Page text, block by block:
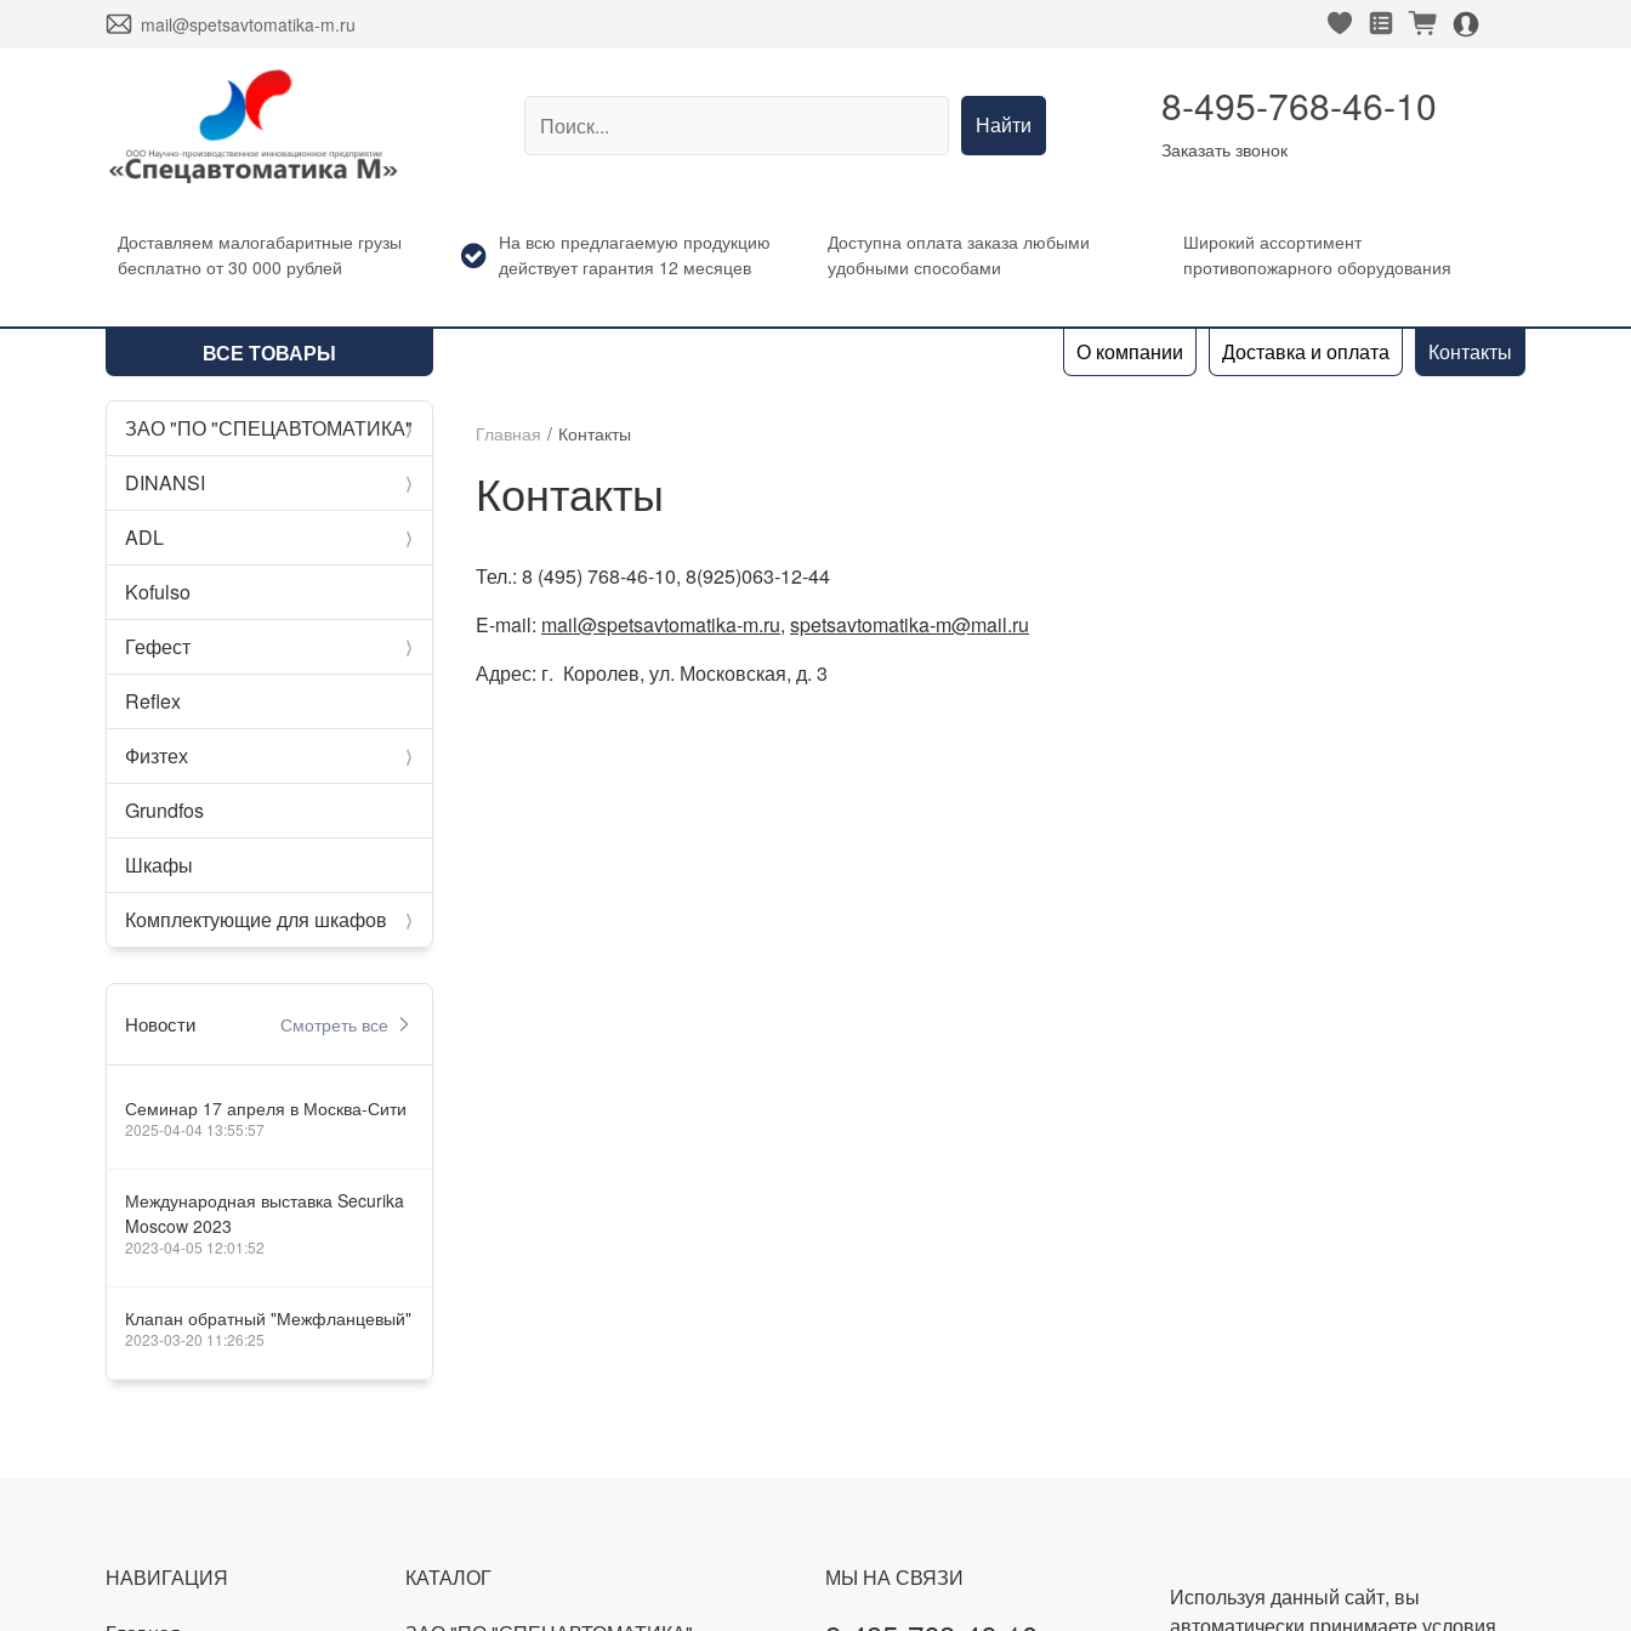
envelope mail@spetsavtomatika-m.ru heart_fill square_favorites_fill cart_fill person_alt_circle_fill
Найти 8-495-768-46-10
Заказать звонок
Доставляем малогабаритные грузы
бесплатно от 30 000 рублей
На всю предлагаемую продукцию
действует гарантия 12 месяцев
Доступна оплата заказа любыми
удобными способами
Широкий ассортимент
противопожарного оборудования
ВСЕ ТОВАРЫ О компании Доставка и оплата Контакты
ЗАО "ПО "СПЕЦАВТОМАТИКА"
chevron_compact_right
DINANSI chevron_compact_right
ADL chevron_compact_right
Kofulso
Гефест
chevron_compact_right
Reflex
Физтех
chevron_compact_right
Grundfos
Шкафы
Комплектующие для шкафов
chevron_compact_right
Новости Смотреть все chevron_right
Семинар 17 апреля в Москва-Сити
2025-04-04 13:55:57
Международная выставка Securika
Moscow 2023
2023-04-05 12:01:52
Клапан обратный "Межфланцевый"
2023-03-20 11:26:25
Главная / Контакты
Контакты
Тел.: 8 (495) 768-46-10, 8(925)063-12-44
E-mail: mail@spetsavtomatika-m.ru, spetsavtomatika-m@mail.ru
Адрес: г. Королев, ул. Московская, д. 3
НАВИГАЦИЯ
КАТАЛОГ
МЫ НА СВЯЗИ
Используя данный сайт, вы